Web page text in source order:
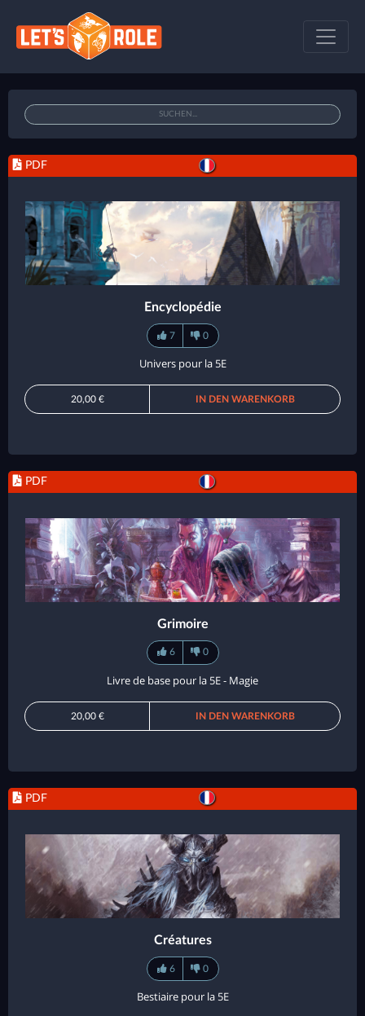
PDF
Encyclopédie
7 0
Univers pour la 5E
20,00 € IN DEN WARENKORB
PDF
Grimoire
6 0
Livre de base pour la 5E - Magie
20,00 € IN DEN WARENKORB
PDF
Créatures
6 0
Bestiaire pour la 5E